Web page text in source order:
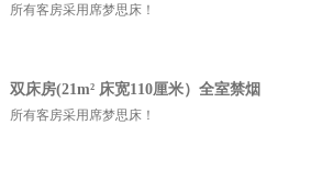
所有客房采用席梦思床！
双床房(21m² 床宽110厘米）全室禁烟
所有客房采用席梦思床！